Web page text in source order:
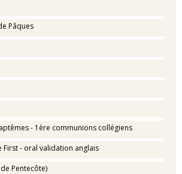
Pâques
- 1ère communions collégiens
First - oral validation anglais
Pentecôte)